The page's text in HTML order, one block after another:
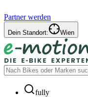
Partner werden
Dein Standort: Wien
fully